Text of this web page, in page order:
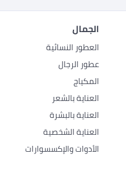
الجمال
العطور النسائية
عطور الرجال
المكياج
العناية بالشعر
العناية بالبشرة
العناية الشخصية
الأدوات والإكسسوارات